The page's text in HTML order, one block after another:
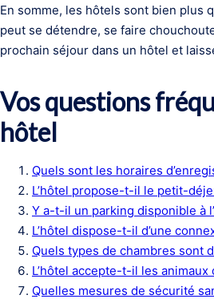
En somme, les hôtels sont bien plus
peut se détendre, se faire
prochain séjour dans un hôtel et
Vos questions
hôtel
Quels sont les horaires
L’hôtel propose-t-il le petit-
Y a-t-il un parking disponible à
L’hôtel dispose-t-il d’une
Quels types de chambres sont
L’hôtel accepte-t-il les animaux
Quelles mesures de sécurité